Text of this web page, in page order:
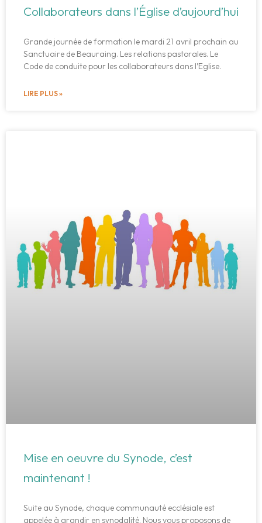
Collaborateurs dans l’Église d’aujourd’hui
Grande journée de formation le mardi 21 avril prochain au
Sanctuaire de Beauraing. Les relations pastorales. Le
Code de conduite pour les collaborateurs dans l’Eglise.
LIRE PLUS »
Mise en oeuvre du Synode, c’est
maintenant !
Suite au Synode, chaque communauté ecclésiale est
appelée à grandir en synodalité. Nous vous proposons de